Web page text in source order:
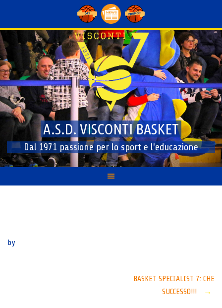
content
A.S.D. VISCONTI BASKET
Dal 1971 passione per lo sport e l'educazione
by
BASKET SPECIALIST 7: CHE
SUCCESSO!!!
→